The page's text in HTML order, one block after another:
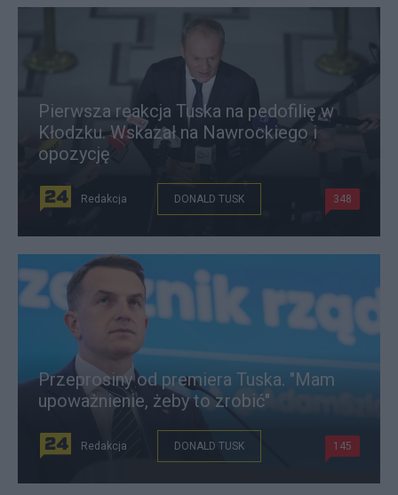
Pierwsza reakcja Tuska na pedofilię w
Kłodzku. Wskazał na Nawrockiego i
opozycję
Redakcja DONALD TUSK 348
Przeprosiny od premiera Tuska. "Mam
upoważnienie, żeby to zrobić"
Redakcja DONALD TUSK 145